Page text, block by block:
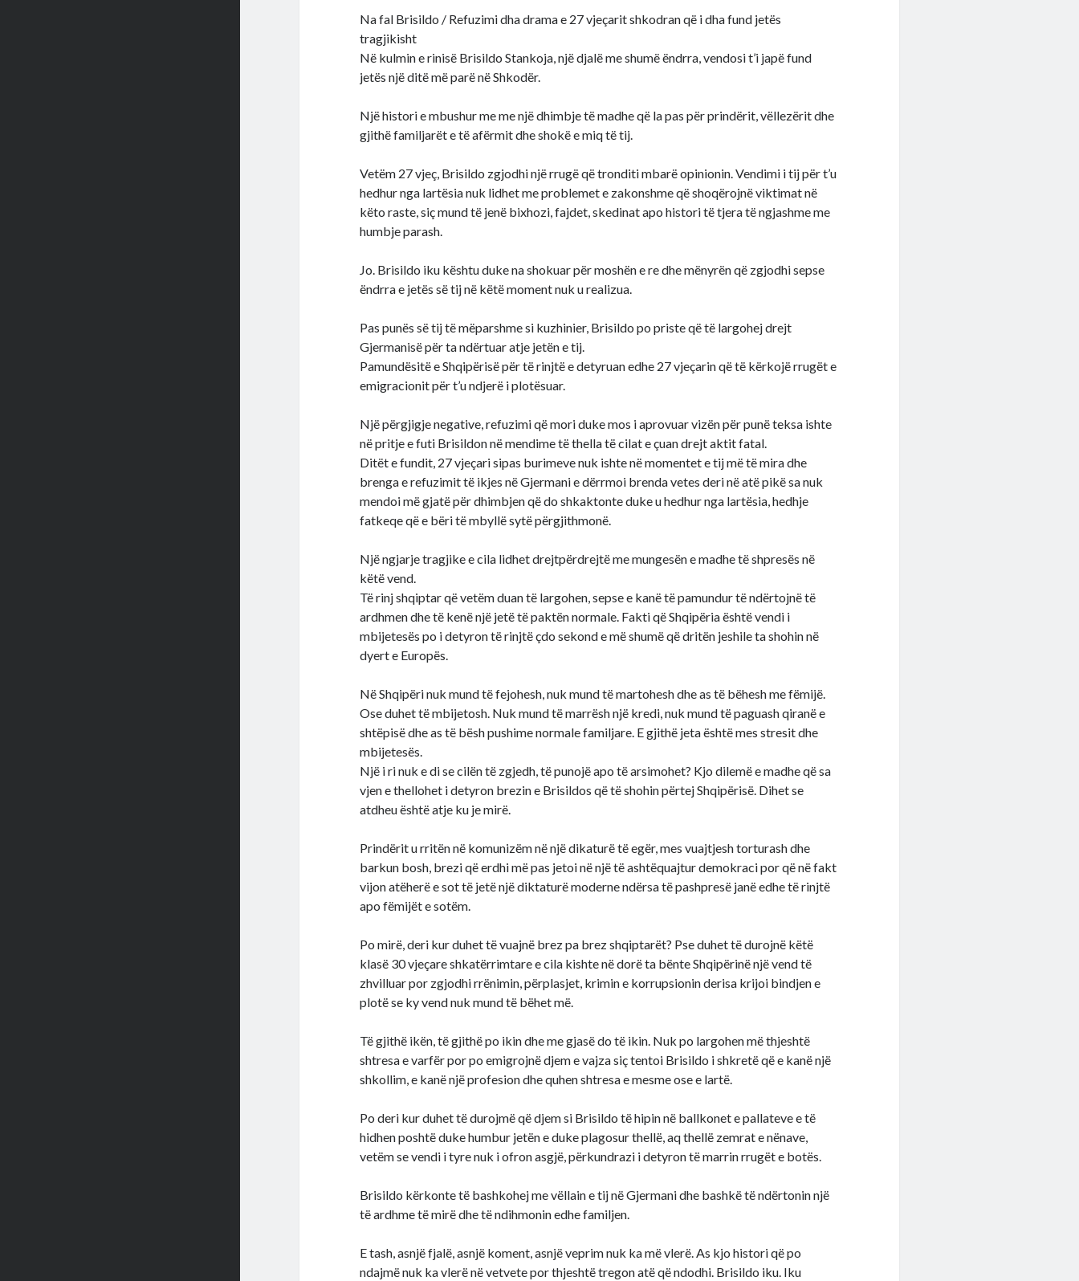
Na fal Brisildo / Refuzimi dha drama e 27 vjeçarit shkodran që i dha fund jetës
tragjikisht
Në kulmin e rinisë Brisildo Stankoja, një djalë me shumë ëndrra, vendosi t’i japë fund
jetës një ditë më parë në Shkodër.
Një histori e mbushur me me një dhimbje të madhe që la pas për prindërit, vëllezërit dhe
gjithë familjarët e të afërmit dhe shokë e miq të tij.
Vetëm 27 vjeç, Brisildo zgjodhi një rrugë që tronditi mbarë opinionin. Vendimi i tij për t’u
hedhur nga lartësia nuk lidhet me problemet e zakonshme që shoqërojnë viktimat në
këto raste, siç mund të jenë bixhozi, fajdet, skedinat apo histori të tjera të ngjashme me
humbje parash.
Jo. Brisildo iku kështu duke na shokuar për moshën e re dhe mënyrën që zgjodhi sepse
ëndrra e jetës së tij në këtë moment nuk u realizua.
Pas punës së tij të mëparshme si kuzhinier, Brisildo po priste që të largohej drejt
Gjermanisë për ta ndërtuar atje jetën e tij.
Pamundësitë e Shqipërisë për të rinjtë e detyruan edhe 27 vjeçarin që të kërkojë rrugët e
emigracionit për t’u ndjerë i plotësuar.
Një përgjigje negative, refuzimi që mori duke mos i aprovuar vizën për punë teksa ishte
në pritje e futi Brisildon në mendime të thella të cilat e çuan drejt aktit fatal.
Ditët e fundit, 27 vjeçari sipas burimeve nuk ishte në momentet e tij më të mira dhe
brenga e refuzimit të ikjes në Gjermani e dërrmoi brenda vetes deri në atë pikë sa nuk
mendoi më gjatë për dhimbjen që do shkaktonte duke u hedhur nga lartësia, hedhje
fatkeqe që e bëri të mbyllë sytë përgjithmonë.
Një ngjarje tragjike e cila lidhet drejtpërdrejtë me mungesën e madhe të shpresës në
këtë vend.
Të rinj shqiptar që vetëm duan të largohen, sepse e kanë të pamundur të ndërtojnë të
ardhmen dhe të kenë një jetë të paktën normale. Fakti që Shqipëria është vendi i
mbijetesës po i detyron të rinjtë çdo sekond e më shumë që dritën jeshile ta shohin në
dyert e Europës.
Në Shqipëri nuk mund të fejohesh, nuk mund të martohesh dhe as të bëhesh me fëmijë.
Ose duhet të mbijetosh. Nuk mund të marrësh një kredi, nuk mund të paguash qiranë e
shtëpisë dhe as të bësh pushime normale familjare. E gjithë jeta është mes stresit dhe
mbijetesës.
Një i ri nuk e di se cilën të zgjedh, të punojë apo të arsimohet? Kjo dilemë e madhe që sa
vjen e thellohet i detyron brezin e Brisildos që të shohin përtej Shqipërisë. Dihet se
atdheu është atje ku je mirë.
Prindërit u rritën në komunizëm në një dikaturë të egër, mes vuajtjesh torturash dhe
barkun bosh, brezi që erdhi më pas jetoi në një të ashtëquajtur demokraci por që në fakt
vijon atëherë e sot të jetë një diktaturë moderne ndërsa të pashpresë janë edhe të rinjtë
apo fëmijët e sotëm.
Po mirë, deri kur duhet të vuajnë brez pa brez shqiptarët? Pse duhet të durojnë këtë
klasë 30 vjeçare shkatërrimtare e cila kishte në dorë ta bënte Shqipërinë një vend të
zhvilluar por zgjodhi rrënimin, përplasjet, krimin e korrupsionin derisa krijoi bindjen e
plotë se ky vend nuk mund të bëhet më.
Të gjithë ikën, të gjithë po ikin dhe me gjasë do të ikin. Nuk po largohen më thjeshtë
shtresa e varfër por po emigrojnë djem e vajza siç tentoi Brisildo i shkretë që e kanë një
shkollim, e kanë një profesion dhe quhen shtresa e mesme ose e lartë.
Po deri kur duhet të durojmë që djem si Brisildo të hipin në ballkonet e pallateve e të
hidhen poshtë duke humbur jetën e duke plagosur thellë, aq thellë zemrat e nënave,
vetëm se vendi i tyre nuk i ofron asgjë, përkundrazi i detyron të marrin rrugët e botës.
Brisildo kërkonte të bashkohej me vëllain e tij në Gjermani dhe bashkë të ndërtonin një
të ardhme të mirë dhe të ndihmonin edhe familjen.
E tash, asnjë fjalë, asnjë koment, asnjë veprim nuk ka më vlerë. As kjo histori që po
ndajmë nuk ka vlerë në vetvete por thjeshtë tregon atë që ndodhi. Brisildo iku. Iku